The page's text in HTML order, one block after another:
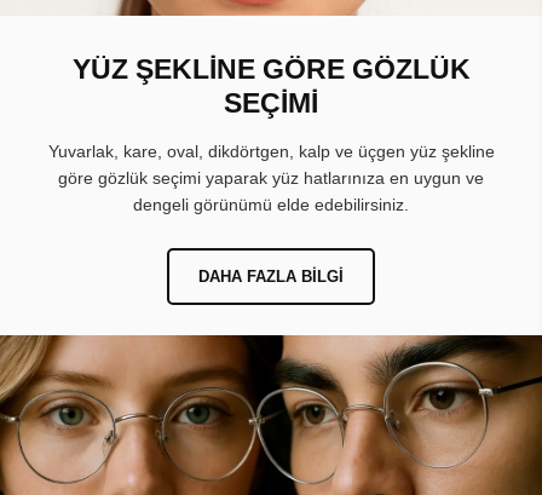
YÜZ ŞEKLİNE GÖRE GÖZLÜK
SEÇİMİ
Yuvarlak, kare, oval, dikdörtgen, kalp ve üçgen yüz şekline
göre gözlük seçimi yaparak yüz hatlarınıza en uygun ve
dengeli görünümü elde edebilirsiniz.
DAHA FAZLA BILGI